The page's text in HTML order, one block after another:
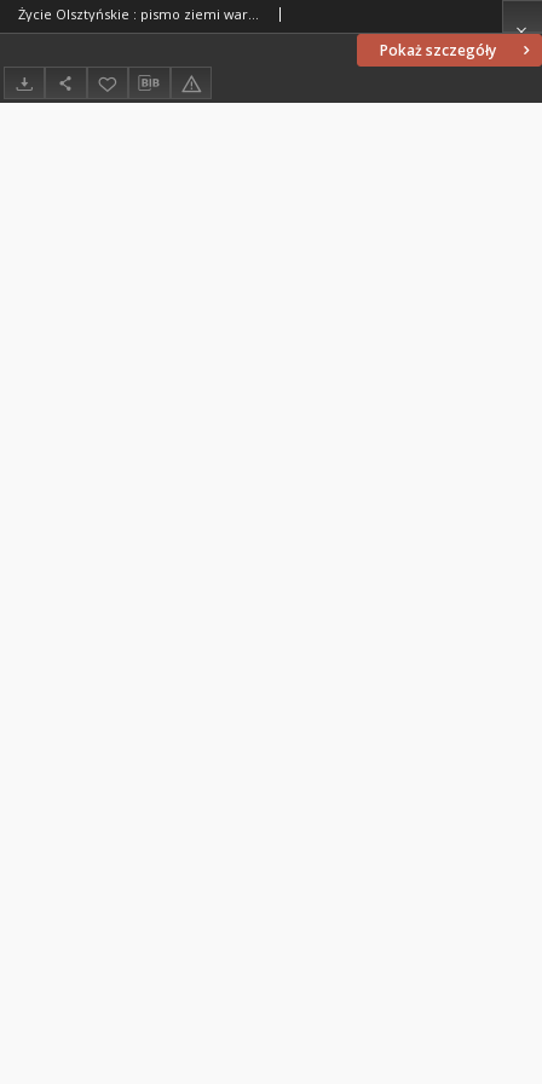
Pokaż szczegóły
Życie Olsztyńskie : pismo ziemi warmińsko-mazurskiej, 1952, nr 18